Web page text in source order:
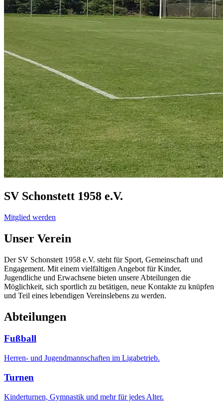
SV Schonstett 1958 e.V.
Mitglied werden
Unser Verein
Der SV Schonstett 1958 e.V. steht für Sport, Gemeinschaft und
Engagement. Mit einem vielfältigen Angebot für Kinder,
Jugendliche und Erwachsene bieten unsere Abteilungen die
Möglichkeit, sich sportlich zu betätigen, neue Kontakte zu knüpfen
und Teil eines lebendigen Vereinslebens zu werden.
Abteilungen
Fußball
Herren- und Jugendmannschaften im Ligabetrieb.
Turnen
Kinderturnen, Gymnastik und mehr für jedes Alter.